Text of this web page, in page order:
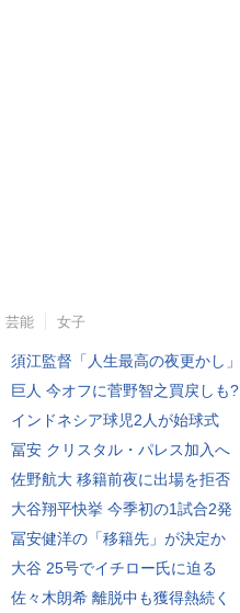
芸能 女子
須江監督「人生最高の夜更かし」
巨人 今オフに菅野智之買戻しも?
インドネシア球児2人が始球式
冨安 クリスタル・パレス加入へ
佐野航大 移籍前夜に出場を拒否
大谷翔平快挙 今季初の1試合2発
冨安健洋の「移籍先」が決定か
大谷 25号でイチロー氏に迫る
佐々木朗希 離脱中も獲得熱続く